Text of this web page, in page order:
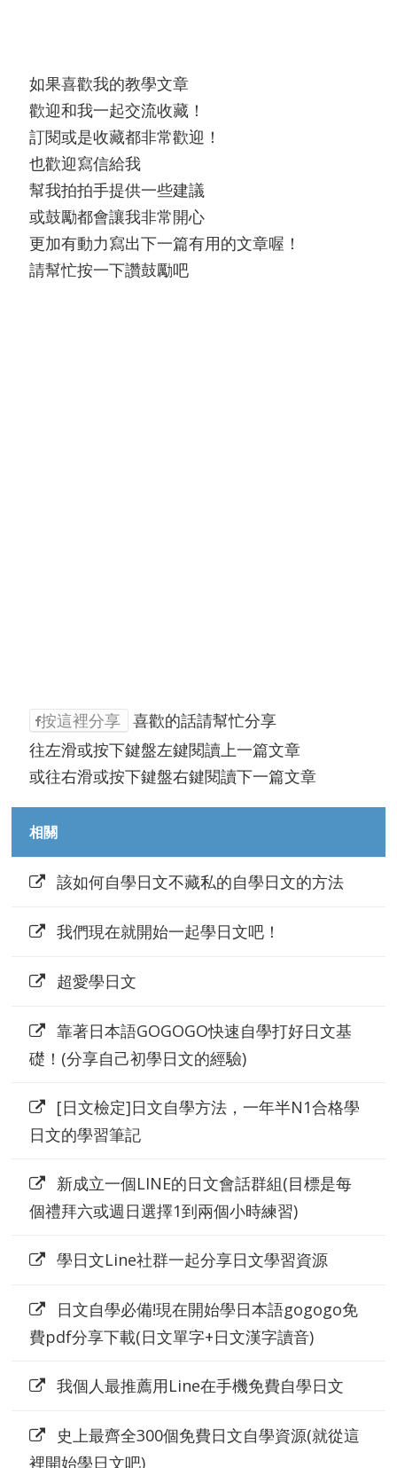
如果喜歡我的教學文章
歡迎和我一起交流收藏！
訂閱或是收藏都非常歡迎！
也歡迎寫信給我
幫我拍拍手提供一些建議
或鼓勵都會讓我非常開心
更加有動力寫出下一篇有用的文章喔！
請幫忙按一下讚鼓勵吧
按這裡分享
喜歡的話請幫忙分享
往左滑或按下鍵盤左鍵閱讀上一篇文章
或往右滑或按下鍵盤右鍵閱讀下一篇文章
相關
該如何自學日文不藏私的自學日文的方法
我們現在就開始一起學日文吧！
超愛學日文
靠著日本語GOGOGO快速自學打好日文基
礎！(分享自己初學日文的經驗)
[日文檢定]日文自學方法，一年半N1合格學
日文的學習筆記
新成立一個LINE的日文會話群組(目標是每
個禮拜六或週日選擇1到兩個小時練習)
學日文Line社群一起分享日文學習資源
日文自學必備!現在開始學日本語gogogo免
費pdf分享下載(日文單字+日文漢字讀音)
我個人最推薦用Line在手機免費自學日文
史上最齊全300個免費日文自學資源(就從這
裡開始學日文吧)